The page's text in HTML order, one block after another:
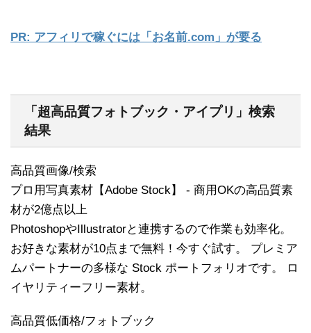
PR: アフィリで稼ぐには「お名前.com」が要る
「超高品質フォトブック・アイプリ」検索
結果
高品質画像/検索
プロ用写真素材【Adobe Stock】 - 商用OKの高品質素
材が2億点以上
PhotoshopやIllustratorと連携するので作業も効率化。
お好きな素材が10点まで無料！今すぐ試す。 プレミア
ムパートナーの多様な Stock ポートフォリオです。 ロ
イヤリティーフリー素材。
高品質低価格/フォトブック